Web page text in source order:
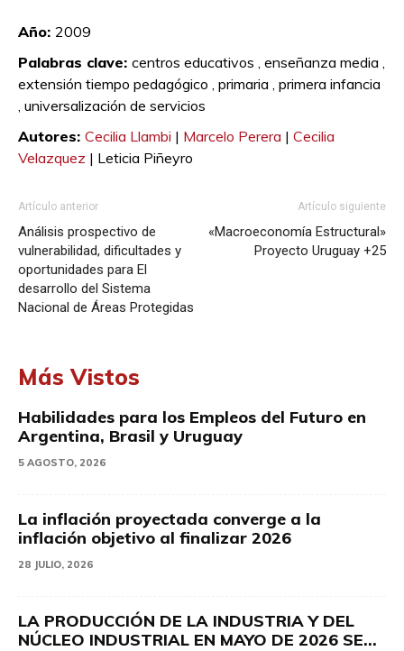
Año: 2009
Palabras clave: centros educativos , enseñanza media ,
extensión tiempo pedagógico , primaria , primera infancia
, universalización de servicios
Autores: Cecilia Llambi | Marcelo Perera | Cecilia
Velazquez | Leticia Piñeyro
Artículo anterior
Análisis prospectivo de
vulnerabilidad, dificultades y
oportunidades para El
desarrollo del Sistema
Nacional de Áreas Protegidas
Artículo siguiente
«Macroeconomía Estructural»
Proyecto Uruguay +25
Más Vistos
Habilidades para los Empleos del Futuro en
Argentina, Brasil y Uruguay
5 AGOSTO, 2026
La inflación proyectada converge a la
inflación objetivo al finalizar 2026
28 JULIO, 2026
LA PRODUCCIÓN DE LA INDUSTRIA Y DEL
NÚCLEO INDUSTRIAL EN MAYO DE 2026 SE...